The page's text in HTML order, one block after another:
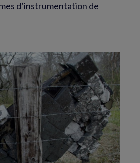
d’instrumentation de
Agrandir
l'image